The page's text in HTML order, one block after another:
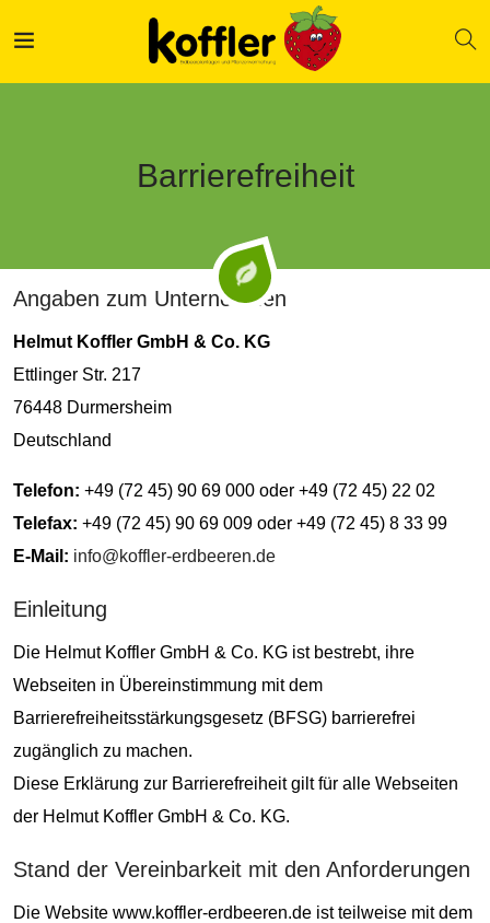
Barrierefreiheit
Angaben zum Unternehmen
Helmut Koffler GmbH & Co. KG
Ettlinger Str. 217
76448 Durmersheim
Deutschland
Telefon: +49 (72 45) 90 69 000 oder +49 (72 45) 22 02
Telefax: +49 (72 45) 90 69 009 oder +49 (72 45) 8 33 99
E-Mail: info@koffler-erdbeeren.de
Einleitung
Die Helmut Koffler GmbH & Co. KG ist bestrebt, ihre
Webseiten in Übereinstimmung mit dem
Barrierefreiheitsstärkungsgesetz (BFSG) barrierefrei
zugänglich zu machen.
Diese Erklärung zur Barrierefreiheit gilt für alle Webseiten
der Helmut Koffler GmbH & Co. KG.
Stand der Vereinbarkeit mit den Anforderungen
Die Website www.koffler-erdbeeren.de ist teilweise mit dem